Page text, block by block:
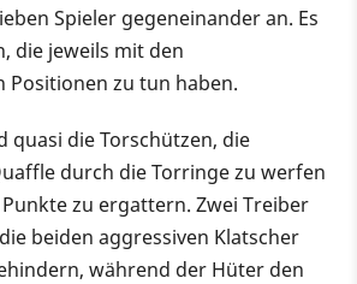
Spieler gegeneinander an. Es
die jeweils mit den
Positionen zu tun haben.
quasi die Torschützen, die
durch die Torringe zu werfen
zu ergattern. Zwei Treiber
beiden aggressiven Klatscher
während der Hüter den